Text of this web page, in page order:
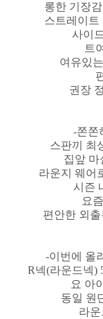
롱한 기장
스트레이트
사이
트
여유있
권장
-쫀쫀
스판끼 최
집앞 마
라운지 웨어
시즌
요
편안한 외
-이번에 올
R넥(라운드넥)
요 아
동일 원
라